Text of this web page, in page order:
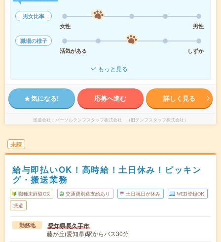
男女比率
女性
男性
職場の様子
活気がある
しずか
もっと見る
気になる! 応募へ進む 詳しく見る
派遣会社 パーソルテンプスタッフ株式会社 （旧テンプスタッフ株式会社）
未読
給与即払いOK！高時給！土日休み！ピッキン
グ・搬送業務
職種未経験OK 交通費別途支給あり 土日祝日が休み WEB登録OK
派遣
勤務地 愛知県長久手市
藤が丘(愛知県)駅からバス30分